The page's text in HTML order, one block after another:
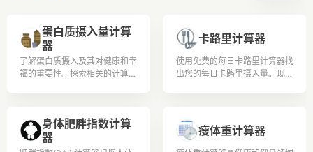
蛋白质摄入量计算
器
了解蛋白质摄入及其对健康和幸
福的重要性。探索相关的计算和
益处和来源
卡路里计算器
使用免费的每日卡路里计算器找
出您的每日卡路里摄入量。现在
身体肥胖指数计算
器
瘦体重计算器